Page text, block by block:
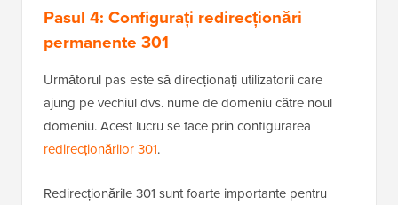
Pasul 4: Configurați redirecționări
permanente 301
Următorul pas este să direcționați utilizatorii care
ajung pe vechiul dvs. nume de domeniu către noul
domeniu. Acest lucru se face prin configurarea
redirecționărilor 301.
Redirecționările 301 sunt foarte importante pentru